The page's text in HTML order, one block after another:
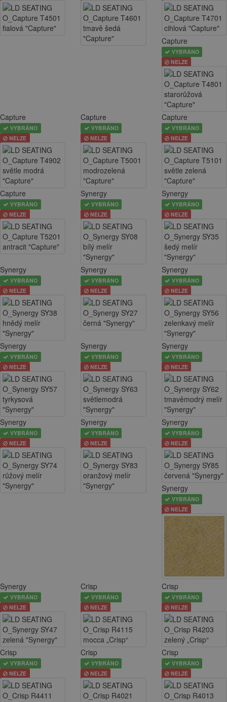
Capture
VYBRÁNO
NELZE
Capture
VYBRÁNO
NELZE
Capture
VYBRÁNO
NELZE
Capture
VYBRÁNO
NELZE
Capture
VYBRÁNO
NELZE
Synergy
VYBRÁNO
NELZE
Synergy
VYBRÁNO
NELZE
Synergy
VYBRÁNO
NELZE
Synergy
VYBRÁNO
NELZE
Synergy
VYBRÁNO
NELZE
Synergy
VYBRÁNO
NELZE
Synergy
VYBRÁNO
NELZE
Synergy
VYBRÁNO
NELZE
Synergy
VYBRÁNO
NELZE
Synergy
VYBRÁNO
NELZE
Synergy
VYBRÁNO
NELZE
Synergy
VYBRÁNO
NELZE
Synergy
VYBRÁNO
NELZE
Crisp
VYBRÁNO
NELZE
Crisp
VYBRÁNO
NELZE
Crisp
VYBRÁNO
NELZE
Crisp
VYBRÁNO
NELZE
Crisp
VYBRÁNO
NELZE